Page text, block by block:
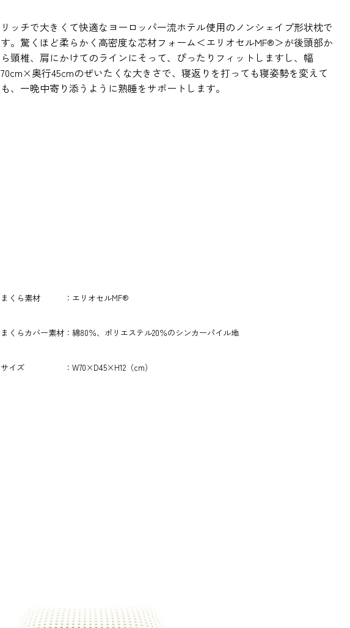
リッチで大きくて快適なヨーロッパ一流ホテル使用のノンシェイプ形状枕で
す。驚くほど柔らかく高密度な芯材フォーム＜エリオセルMF®＞が後頭部か
ら頸椎、肩にかけてのラインにそって、ぴったりフィットしますし、幅
70cm×奥行45cmのぜいたくな大きさで、寝返りを打っても寝姿勢を変えて
も、一晩中寄り添うように熟睡をサポートします。
まくら素材 ：エリオセルMF®
まくらカバー素材：綿80％、ポリエステル20％のシンカーパイル地
サイズ ：W70×D45×H12（cm）